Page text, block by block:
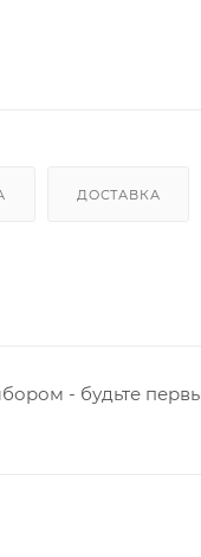
ДОСТАВКА
- будьте